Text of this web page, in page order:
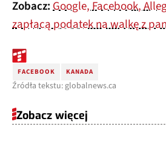
Zobacz:Google, Facebook,
zapłacą podatek na walkę z
FACEBOOK KANADA
Źródła tekstu: globalnews.ca
Zobacz więcej